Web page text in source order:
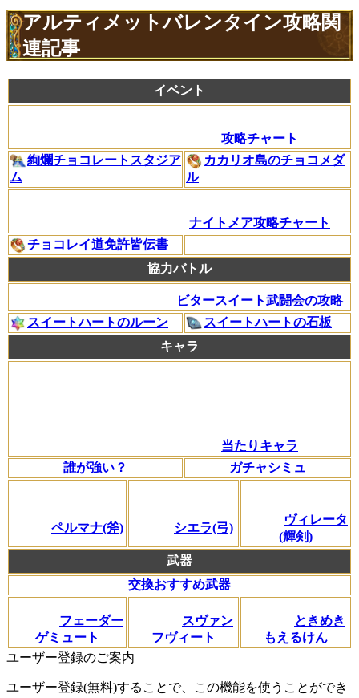
アルティメットバレンタイン攻略関
連記事
イベント
攻略チャート
絢爛チョコレートスタジア
ム
カカリオ島のチョコメダ
ル
ナイトメア攻略チャート
チョコレイ道免許皆伝書
協力バトル
ビタースイート武闘会の攻略
スイートハートのルーン
スイートハートの石板
キャラ
当たりキャラ
誰が強い？
ガチャシミュ
ペルマナ(斧) シエラ(弓)
ヴィレータ
(輝剣)
武器
交換おすすめ武器
フェーダー
ゲミュート
スヴァン
フヴィート
ときめき
もえるけん
ユーザー登録のご案内
ユーザー登録(無料)することで、この機能を使うことができ